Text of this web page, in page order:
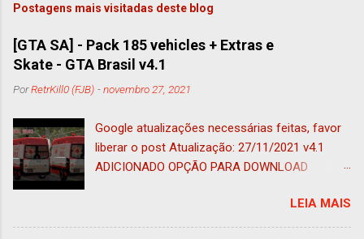
Postagens mais visitadas deste blog
[GTA SA] - Pack 185 vehicles + Extras e
Skate - GTA Brasil v4.1
PorRetrKill0 (FJB) -novembro 27, 2021
Google atualizações necessárias feitas, favor
liberar o post Atualização: 27/11/2021 v4.1
ADICIONADO OPÇÃO PARA DOWNLOAD
adicionado o tug adaptado a esse mod e ao
vehfuncs, ficando 185 veículos) Atualização:
LEIA MAIS